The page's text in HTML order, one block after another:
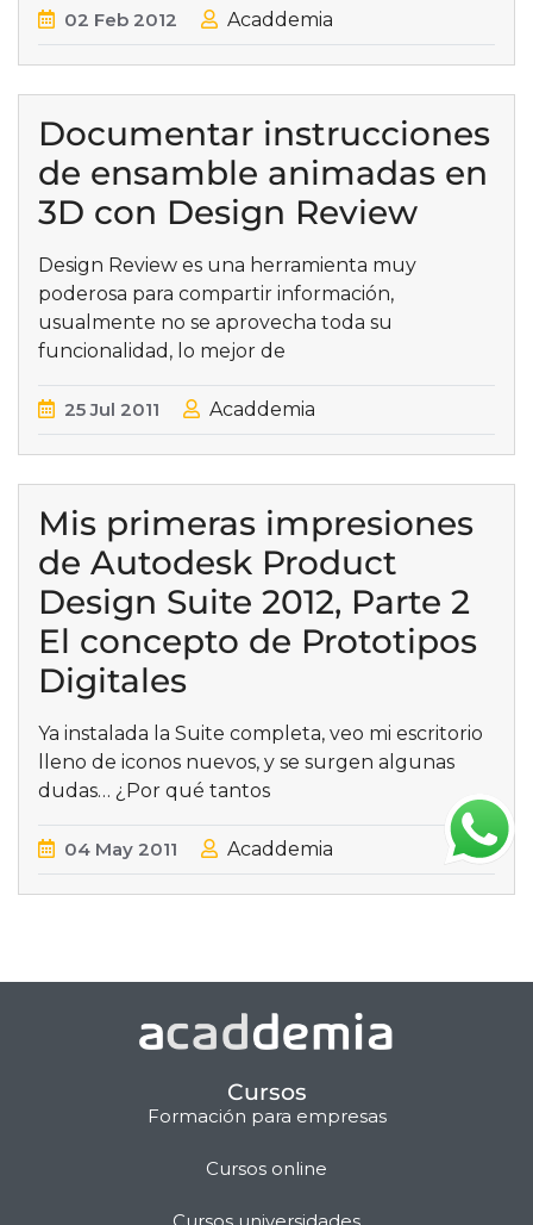
02 Feb 2012 Acaddemia
Documentar instrucciones
de ensamble animadas en
3D con Design Review
Design Review es una herramienta muy
poderosa para compartir información,
usualmente no se aprovecha toda su
funcionalidad, lo mejor de
25 Jul 2011 Acaddemia
Mis primeras impresiones
de Autodesk Product
Design Suite 2012, Parte 2
El concepto de Prototipos
Digitales
Ya instalada la Suite completa, veo mi escritorio
lleno de iconos nuevos, y se surgen algunas
dudas… ¿Por qué tantos
04 May 2011 Acaddemia
Cursos
Formación para empresas
Cursos online